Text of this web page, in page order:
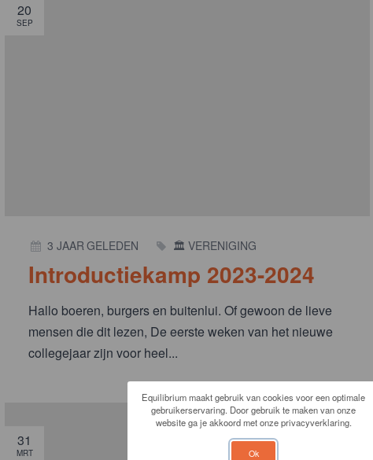
20
SEP
Introductiekamp 2023-2024
3 JAAR GELEDEN 🏛️ VERENIGING
Hallo boeren, burgers en buitenlui. Of gewoon de lieve
mensen die dit lezen, De eerste weken van het nieuwe
collegejaar zijn voor heel...
31
MRT
Equilibrium maakt gebruik van cookies voor een optimale
gebruikerservaring. Door gebruik te maken van onze
website ga je akkoord met onze privacyverklaring.
Ok